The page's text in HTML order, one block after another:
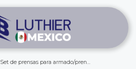
Set de prensas para armado/prensado de contrabajo (6 pcs)